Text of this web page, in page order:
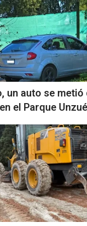
un auto se metió
el Parque Unzué